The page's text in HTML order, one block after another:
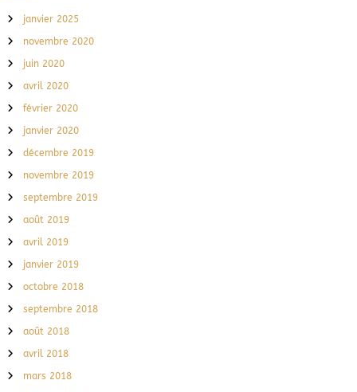
janvier 2025
novembre 2020
juin 2020
avril 2020
février 2020
janvier 2020
décembre 2019
novembre 2019
septembre 2019
août 2019
avril 2019
janvier 2019
octobre 2018
septembre 2018
août 2018
avril 2018
mars 2018